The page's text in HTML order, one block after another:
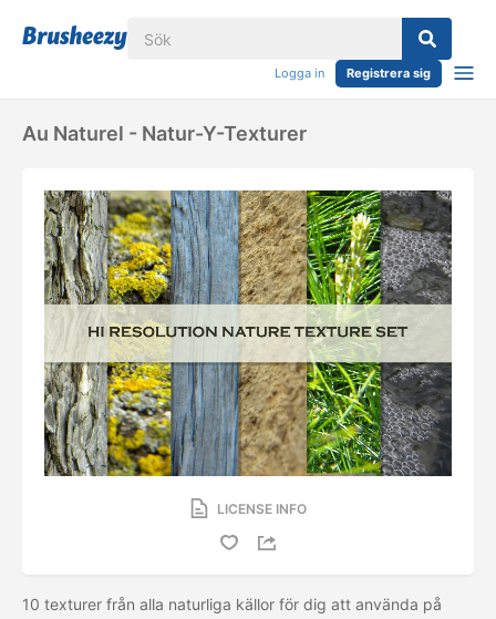
Logga in Registrera sig
Au Naturel - Natur-Y-Texturer
LICENSE INFO
10 texturer från alla naturliga källor för dig att använda på